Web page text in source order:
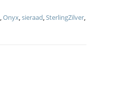
,Onyx,sieraad,SterlingZilver,